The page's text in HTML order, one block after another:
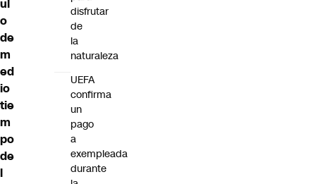
ul
o
de
m
ed
io
tie
m
po
de
l
disfrutar
de
la
naturaleza
UEFA
confirma
un
pago
a
exempleada
durante